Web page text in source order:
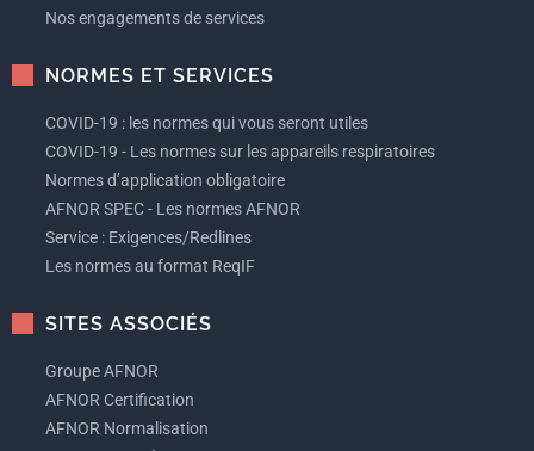
Nos engagements de services
NORMES ET SERVICES
COVID-19 : les normes qui vous seront utiles
COVID-19 - Les normes sur les appareils respiratoires
Normes d’application obligatoire
AFNOR SPEC - Les normes AFNOR
Service : Exigences/Redlines
Les normes au format ReqIF
SITES ASSOCIÉS
Groupe AFNOR
AFNOR Certification
AFNOR Normalisation